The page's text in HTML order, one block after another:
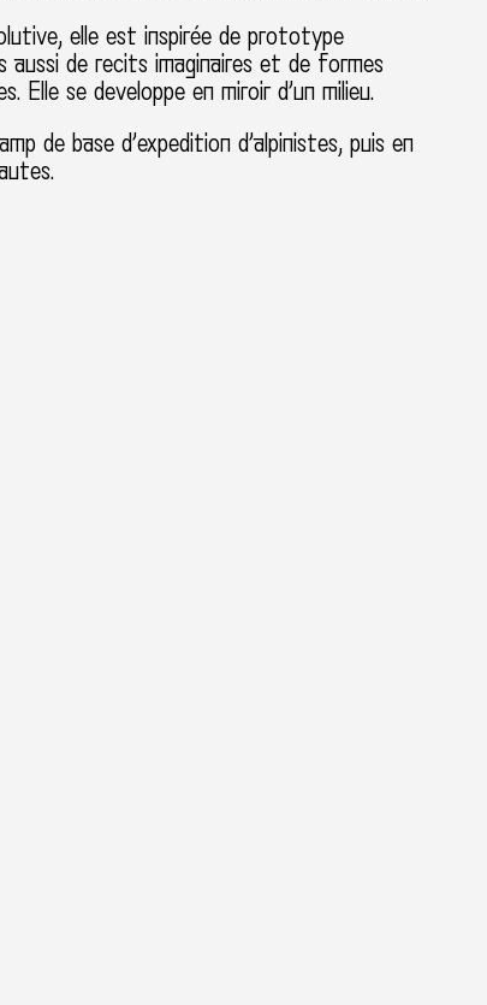
elle est inspirée de prototype
aussi de recits imaginaires et de formes
Elle se developpe en miroir d’un milieu.
de base d’expedition d’alpinistes, puis en